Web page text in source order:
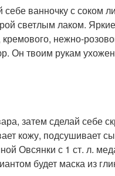
ванночку с соком
светлым лаком.
нежно-
Он твоим рукам
затем сделай себе
кожу, подсушивает
Овсянки с 1 ст. л.
будет маска из